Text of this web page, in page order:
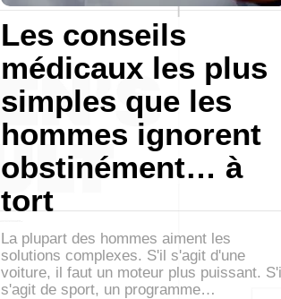
Les conseils
médicaux les plus
simples que les
hommes ignorent
obstinément… à
tort
La plupart des hommes aiment les
solutions complexes. S'il s'agit d'une
voiture, il faut un moteur plus puissant.
s'agit de sport, un programme…